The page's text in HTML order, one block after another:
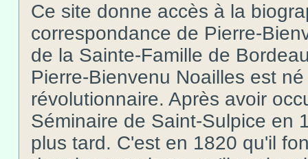
Ce site donne accès à la
correspondance de Pierre-
de la Sainte-Famille de
Pierre-Bienvenu Noailles est
révolutionnaire. Après avoir
Séminaire de Saint-Sulpice en
plus tard. C'est en 1820 qu'il